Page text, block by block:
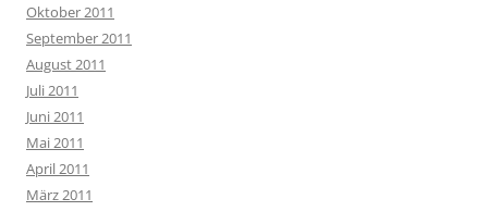
Oktober 2011
September 2011
August 2011
Juli 2011
Juni 2011
Mai 2011
April 2011
März 2011